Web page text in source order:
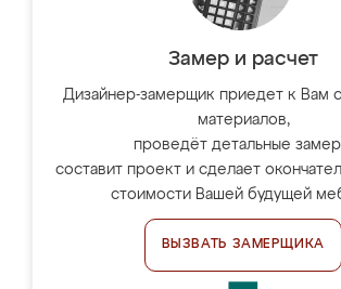
Замер и расчет
Дизайнер-замерщик приедет к Вам
материалов,
проведёт детальные
составит проект и сделает
стоимости Вашей будущей
ВЫЗВАТЬ ЗАМЕРЩИКА